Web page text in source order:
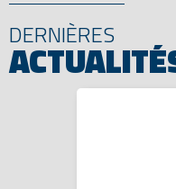
DERNIÈRES